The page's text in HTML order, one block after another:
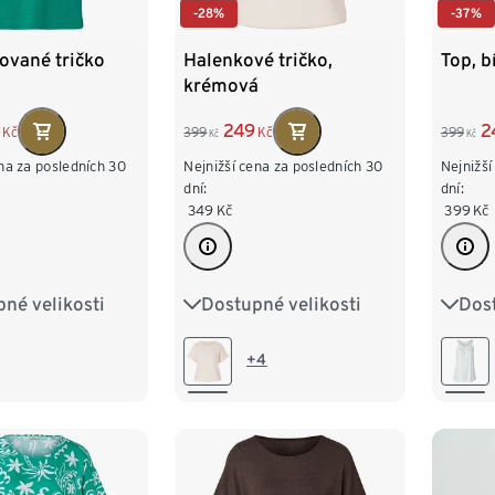
tričko
Kč
za posledních 30
velikosti
M 40/42
-28%
Halenkové tričko,
krémová
399 Kč 249 Kč
Nejnižší cena za posledních 30
dní:
349 Kč
Dostupné velikosti
S 36/38 M 40/42
L 44/46+4
-37%
Top,
399 Kč
dní:
399 Kč
S 36/
L